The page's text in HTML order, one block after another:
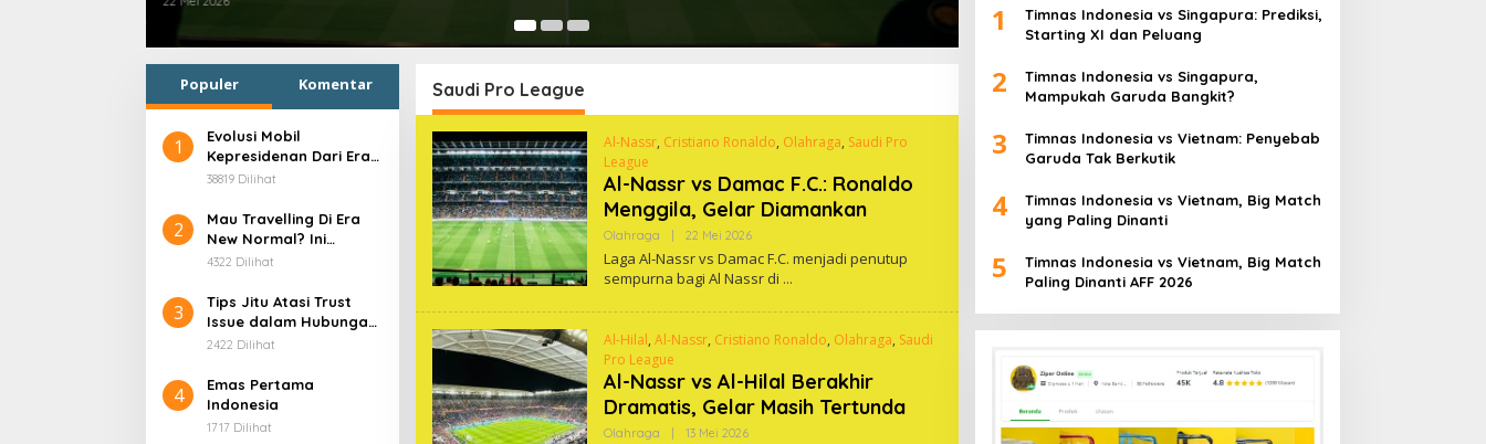
Populer Komentar
1
Evolusi Mobil
Kepresidenan Dari Era
Soekarno
38819 Dilihat
2
Mau Travelling Di Era
New Normal? Ini
Beberapa Hal Yang
Persiapkan!
4322 Dilihat
3
Tips Jitu Atasi Trust
Issue dalam Hubungan,
Dijamin Ampuh!
2422 Dilihat
4
Emas Pertama
Indonesia
1717 Dilihat
Saudi Pro League
Al-Nassr, Cristiano Ronaldo, Olahraga, Saudi Pro
League
Al-Nassr vs Damac F.C.: Ronaldo
Menggila, Gelar Diamankan
Olahraga | 22 Mei 2026Oleh
Laga Al-Nassr vs Damac F.C. menjadi penutup
sempurna bagi Al Nassr di
Al-Hilal, Al-Nassr, Cristiano Ronaldo, Olahraga, Saudi
Pro League
Al-Nassr vs Al-Hilal Berakhir
Dramatis, Gelar Masih Tertunda
Olahraga | 13 Mei 2026Oleh
1
Timnas Indonesia vs Singapura: Prediksi,
Starting XI dan Peluang
2
Timnas Indonesia vs Singapura,
Mampukah Garuda Bangkit?
3
Timnas Indonesia vs Vietnam: Penyebab
Garuda Tak Berkutik
4
Timnas Indonesia vs Vietnam, Big Match
yang Paling Dinanti
5
Timnas Indonesia vs Vietnam, Big Match
Paling Dinanti AFF 2026